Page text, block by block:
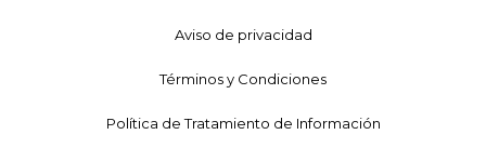
Aviso de privacidad
Términos y Condiciones
Política de Tratamiento de Información